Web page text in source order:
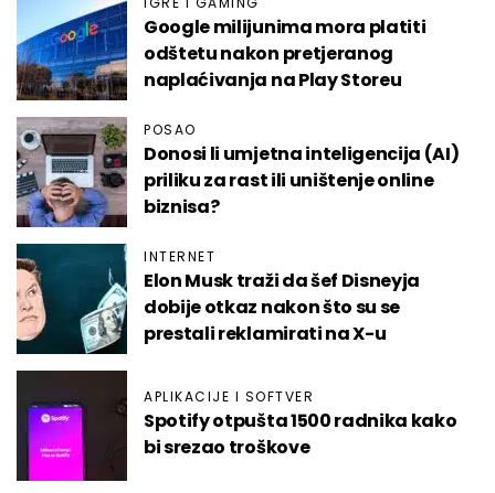
Google milijunima mora platiti
odštetu nakon pretjeranog
naplaćivanja na Play Storeu
POSAO
Donosi li umjetna inteligencija (AI)
priliku za rast ili uništenje online
biznisa?
INTERNET
Elon Musk traži da šef Disneyja
dobije otkaz nakon što su se
prestali reklamirati na X-u
APLIKACIJE I SOFTVER
Spotify otpušta 1500 radnika kako
bi srezao troškove